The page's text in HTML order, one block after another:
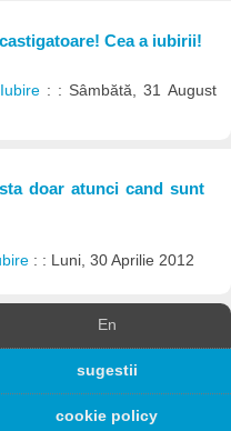
Cea a iubirii!
: : Sâmbătă, 31 August
doar atunci cand sunt
: : Luni, 30 Aprilie 2012
En
sugestii
cookie policy